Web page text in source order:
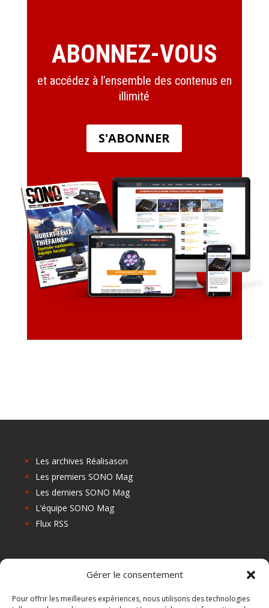
Gérer le consentement
Pour offrir les meilleures expériences, nous utilisons des technologies
ABONNEZ-VOUS
et accédez à l’ensemble des contenus en
illimité
S'ABONNER
Les archives Réalisason
Les premiers SONO Mag
Les derniers SONO Mag
L’équipe SONO Mag
Flux RSS
Les Centres de Formation
Les Points Relais